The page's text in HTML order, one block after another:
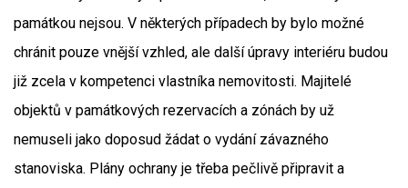
památkou nejsou. V některých případech by bylo možné
chránit pouze vnější vzhled, ale další úpravy interiéru budou
již zcela v kompetenci vlastníka nemovitosti. Majitelé
objektů v památkových rezervacích a zónách by už
nemuseli jako doposud žádat o vydání závazného
stanoviska. Plány ochrany je třeba pečlivě připravit a